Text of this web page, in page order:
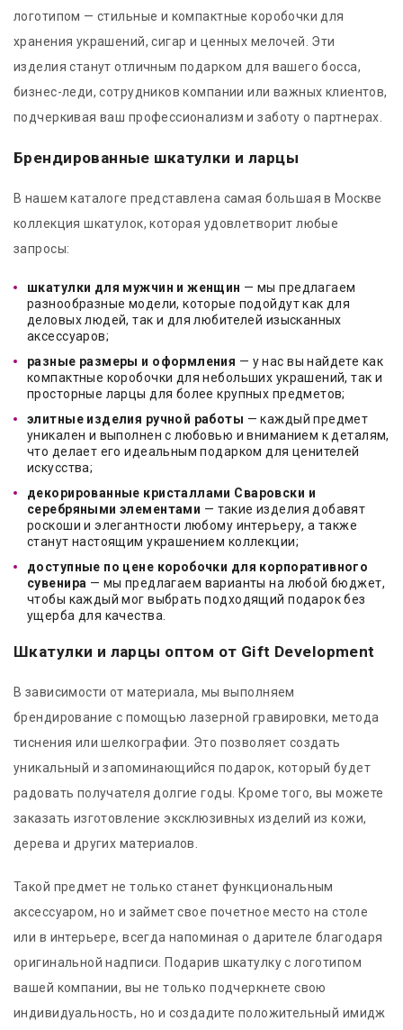
логотипом — стильные и компактные коробочки для
хранения украшений, сигар и ценных мелочей. Эти
изделия станут отличным подарком для вашего босса,
бизнес-леди, сотрудников компании или важных клиентов,
подчеркивая ваш профессионализм и заботу о партнерах.
Брендированные шкатулки и ларцы
В нашем каталоге представлена самая большая в Москве
коллекция шкатулок, которая удовлетворит любые
запросы:
шкатулки для мужчин и женщин — мы предлагаем
разнообразные модели, которые подойдут как для
деловых людей, так и для любителей изысканных
аксессуаров;
разные размеры и оформления — у нас вы найдете как
компактные коробочки для небольших украшений, так и
просторные ларцы для более крупных предметов;
элитные изделия ручной работы — каждый предмет
уникален и выполнен с любовью и вниманием к деталям,
что делает его идеальным подарком для ценителей
искусства;
декорированные кристаллами Сваровски и
серебряными элементами — такие изделия добавят
роскоши и элегантности любому интерьеру, а также
станут настоящим украшением коллекции;
доступные по цене коробочки для корпоративного
сувенира — мы предлагаем варианты на любой бюджет,
чтобы каждый мог выбрать подходящий подарок без
ущерба для качества.
Шкатулки и ларцы оптом от Gift Development
В зависимости от материала, мы выполняем
брендирование с помощью лазерной гравировки, метода
тиснения или шелкографии. Это позволяет создать
уникальный и запоминающийся подарок, который будет
радовать получателя долгие годы. Кроме того, вы можете
заказать изготовление эксклюзивных изделий из кожи,
дерева и других материалов.
Такой предмет не только станет функциональным
аксессуаром, но и займет свое почетное место на столе
или в интерьере, всегда напоминая о дарителе благодаря
оригинальной надписи. Подарив шкатулку с логотипом
вашей компании, вы не только подчеркнете свою
индивидуальность, но и создадите положительный имидж